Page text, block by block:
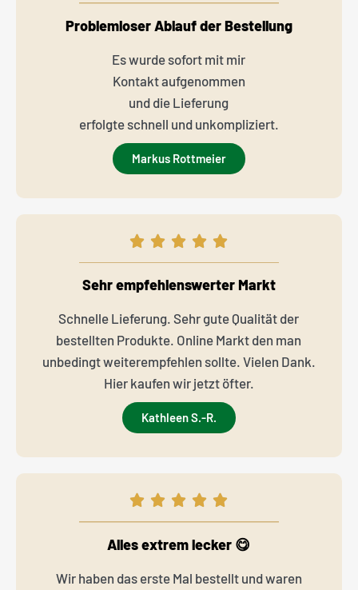
Problemloser Ablauf der Bestellung
Es wurde sofort mit mir
Kontakt aufgenommen
und die Lieferung
erfolgte schnell und unkompliziert.
Markus Rottmeier
Sehr empfehlenswerter Markt
Schnelle Lieferung. Sehr gute Qualität der
bestellten Produkte. Online Markt den man
unbedingt weiterempfehlen sollte. Vielen Dank.
Hier kaufen wir jetzt öfter.
Kathleen S.-R.
Alles extrem lecker 😋
Wir haben das erste Mal bestellt und waren